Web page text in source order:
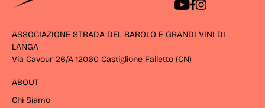
ASSOCIAZIONE STRADA DEL BAROLO E GRANDI VINI DI
LANGA
Via Cavour 26/A 12060 Castiglione Falletto (CN)
ABOUT
Chi Siamo